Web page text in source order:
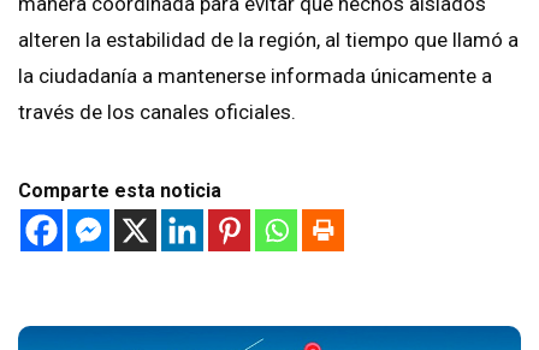
alteren la estabilidad de la región, al tiempo que llamó a
la ciudadanía a mantenerse informada únicamente a
través de los canales oficiales.
Comparte esta noticia